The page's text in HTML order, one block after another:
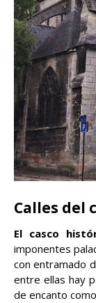
Calles del
El casco
imponentes
con entramado
entre ellas hay
de encanto